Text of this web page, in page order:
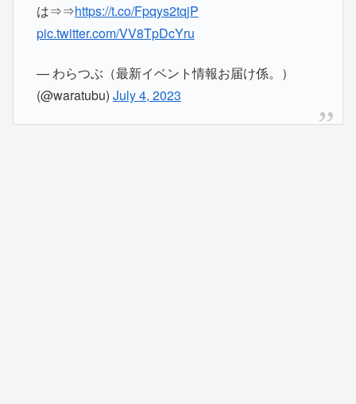
は⇒⇒https://t.co/Fpqys2tqjP
pic.twitter.com/VV8TpDcYru
— わらつぶ（最新イベント情報お届け係。）
(@waratubu) July 4, 2023